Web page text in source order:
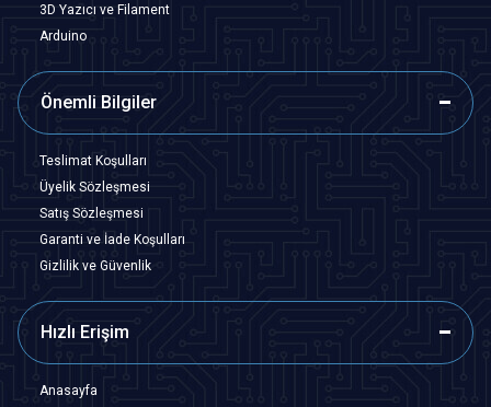
3D Yazıcı ve Filament
Arduino
Önemli Bilgiler
Teslimat Koşulları
Üyelik Sözleşmesi
Satış Sözleşmesi
Garanti ve İade Koşulları
Gizlilik ve Güvenlik
Hızlı Erişim
Anasayfa